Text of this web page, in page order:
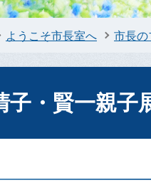
ようこそ市長室へ 市長の
・賢一親子